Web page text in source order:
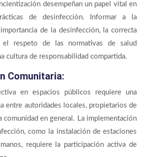
desempeñan un papel vital en
de desinfección. Informar a la
de la desinfección, la correcta
el respeto de las normativas de salud
cultura de responsabilidad compartida.
Comunitaria:
en espacios públicos requiere una
entre autoridades locales, propietarios de
comunidad en general. La implementación
como la instalación de estaciones
requiere la participación activa de